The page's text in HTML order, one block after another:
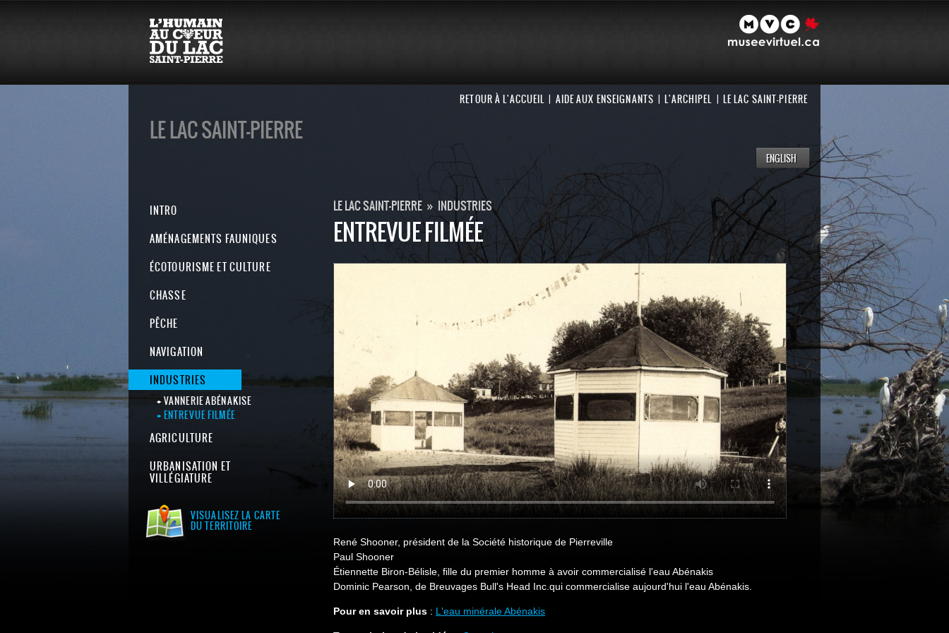
ENGLISH
RETOUR À L'ACCUEIL AIDE AUX ENSEIGNANTS L'ARCHIPEL LE LAC SAINT-PIERRE
LE LAC SAINT-PIERRE
INTRO
AMÉNAGEMENTS FAUNIQUES
ÉCOTOURISME ET CULTURE
CHASSE
PÊCHE
NAVIGATION
INDUSTRIES
VANNERIE ABÉNAKISE
ENTREVUE FILMÉE
AGRICULTURE
URBANISATION ET
VILLÉGIATURE
VISUALISEZ LA CARTE
DU TERRITOIRE
LE LAC SAINT-PIERRE » INDUSTRIES
ENTREVUE FILMÉE
René Shooner, président de la Société historique de Pierreville
Paul Shooner
Étiennette Biron-Bélisle, fille du premier homme à avoir commercialisé l'eau Abénakis
Dominic Pearson, de Breuvages Bull's Head Inc.qui commercialise aujourd'hui l'eau Abénakis.
Pour en savoir plus : L'eau minérale Abénakis